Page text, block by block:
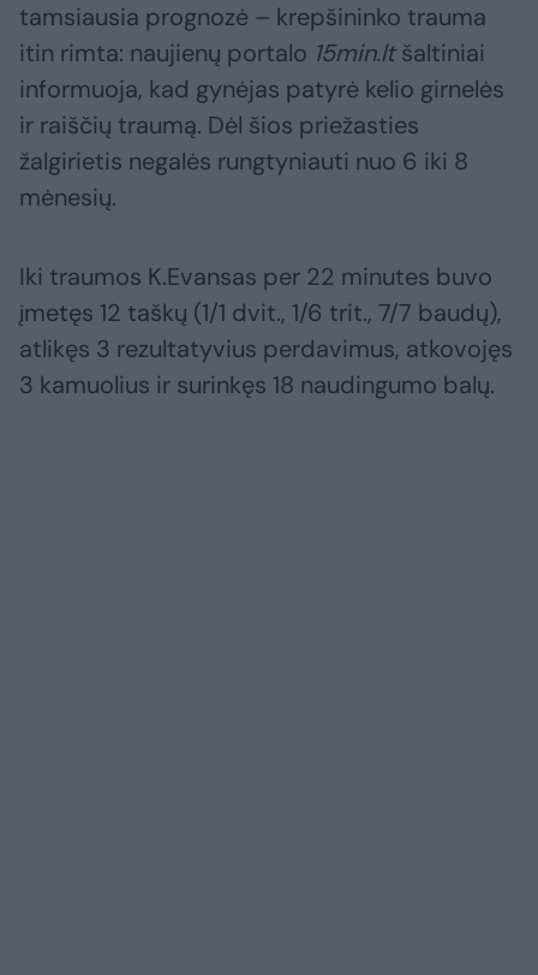
tamsiausia prognozė – krepšininko trauma
itin rimta: naujienų portalo 15min.ltšaltiniai
informuoja, kad gynėjas patyrė kelio girnelės
ir raiščių traumą. Dėl šios priežasties
žalgirietis negalės rungtyniauti nuo 6 iki 8
mėnesių.
Iki traumos K.Evansas per 22 minutes buvo
įmetęs 12 taškų (1/1 dvit., 1/6 trit., 7/7 baudų),
atlikęs 3 rezultatyvius perdavimus, atkovojęs
3 kamuolius ir surinkęs 18 naudingumo balų.